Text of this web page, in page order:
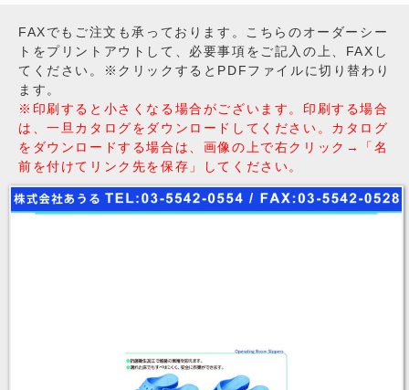
FAXでもご注文も承っております。こちらのオーダーシー
トをプリントアウトして、必要事項をご記入の上、FAXし
てください。※クリックするとPDFファイルに切り替わり
ます。
※印刷すると小さくなる場合がございます。印刷する場合
は、一旦カタログをダウンロードしてください。カタログ
をダウンロードする場合は、画像の上で右クリック→「名
前を付けてリンク先を保存」してください。